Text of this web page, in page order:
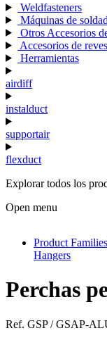
Weldfasteners
Máquinas de
Otros Accesorios
Accesorios de
Herramientas
airdiff
instalduct
supportair
flexduct
Explorar todos los
Open menu
antivib
airdiff
instalduct
Product Families
Hangers
Perchas
Ref. GSP / GSAP-